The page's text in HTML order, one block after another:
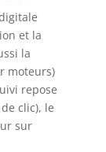
et la
la
moteurs)
repose
clic), le
sur